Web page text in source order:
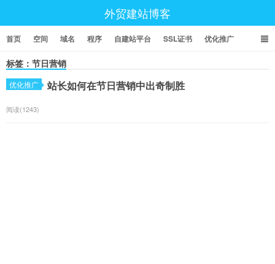
外贸建站博客
首页 空间 域名 程序 自建站平台 SSL证书 优化推广
标签：节日营销
优化推广 站长如何在节日营销中出奇制胜
阅读(1243)